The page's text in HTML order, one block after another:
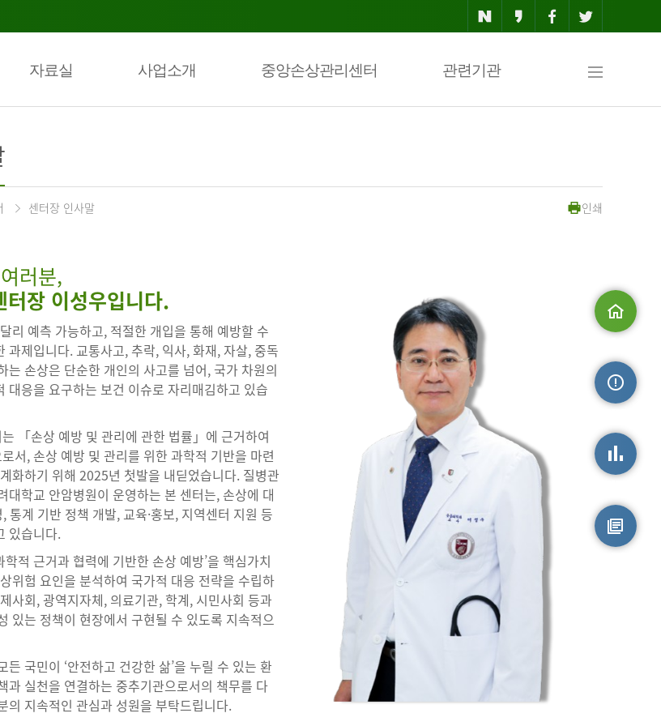
자료실 사업소개 중앙손상관리센터 관련기관
맵
센터장 인사말 인쇄
러분,
터장 이성우입니다.
리 예측 가능하고, 적절한 개입을 통해 예방할 수
과제입니다. 교통사고, 추락, 익사, 화재, 자살, 중독
는 손상은 단순한 개인의 사고를 넘어, 국가 차원의
대응을 요구하는 보건 이슈로 자리매김하고 있습
「손상 예방 및 관리에 관한 법률」에 근거하여
서, 손상 예방 및 관리를 위한 과학적 기반을 마련
화하기 위해 2025년 첫발을 내딛었습니다. 질병관
대학교 안암병원이 운영하는 본 센터는, 손상에 대
통계 기반 정책 개발, 교육·홍보, 지역센터 지원 등
있습니다.
적 근거과 협력에 기반한 손상 예방’을 핵심가치
위험 요인을 분석하여 국가적 대응 전략을 수립하
사회, 광역지자체, 의료기관, 학계, 시민사회 등과
있는 정책이 현장에서 구현될 수 있도록 지속적으
든 국민이 ‘안전하고 건강한 삶’을 누릴 수 있는 환
과 실천을 연결하는 중추기관으로서의 책무를 다
의 지속적인 관심과 성원을 부탁드립니다.